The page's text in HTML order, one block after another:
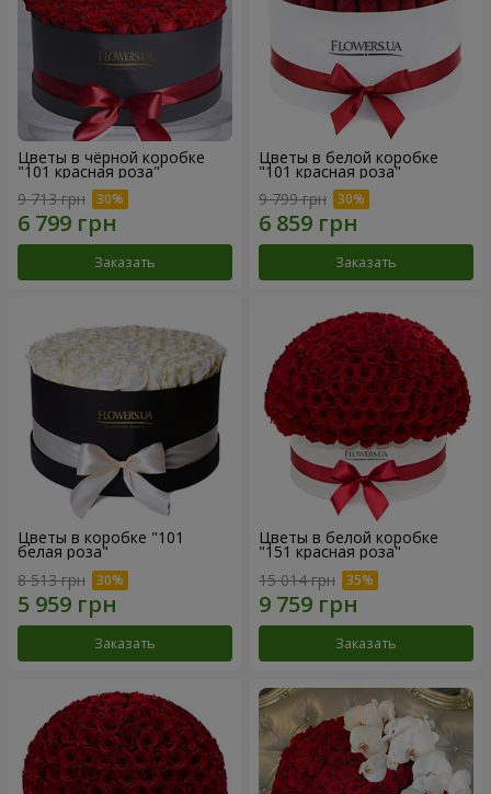
Цветы в чёрной коробке
"101 красная роза"
9 713 грн
Заказать
Цветы в белой коробке
"101 красная роза"
9 799 грн
Заказать
Цветы в коробке "101
белая роза"
8 513 грн
Заказать
Цветы в белой коробке
"151 красная роза"
15 014 грн
Заказать